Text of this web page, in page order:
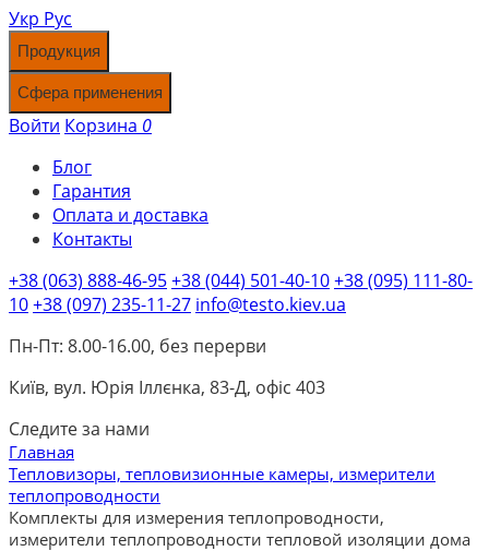
Укр Рус
Продукция
Сфера применения
Войти Корзина 0
Блог
Гарантия
Оплата и доставка
Контакты
+38 (063) 888-46-95+38 (044) 501-40-10+38 (095) 111-80-
10+38 (097) 235-11-27 info@testo.kiev.ua
Пн-Пт: 8.00-16.00, без перерви
Київ, вул. Юрія Іллєнка, 83-Д, офіс 403
Следите за нами
Главная
Тепловизоры, тепловизионные камеры, измерители
теплопроводности
Комплекты для измерения теплопроводности,
измерители теплопроводности тепловой изоляции дома